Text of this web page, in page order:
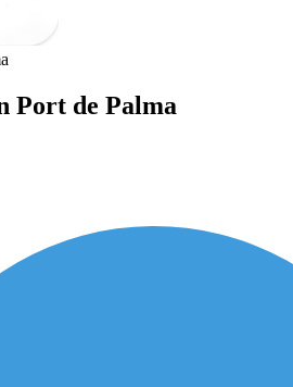
Port de Palma